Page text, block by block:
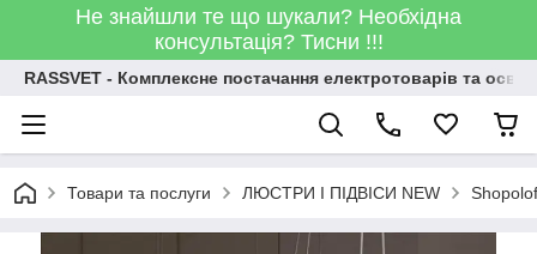
Не знайшли те що шукали? Необхідна
консультація? Тисни !!!
RASSVET - Комплексне постачання електротоварів та
Товари та послуги ЛЮСТРИ І ПІДВІСИ NEW